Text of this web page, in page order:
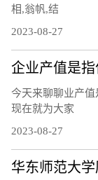
相,翁帆,结
2023-08-27
企业产值是
今天来聊聊业产值
现在就为大家
2023-08-27
华东师范大